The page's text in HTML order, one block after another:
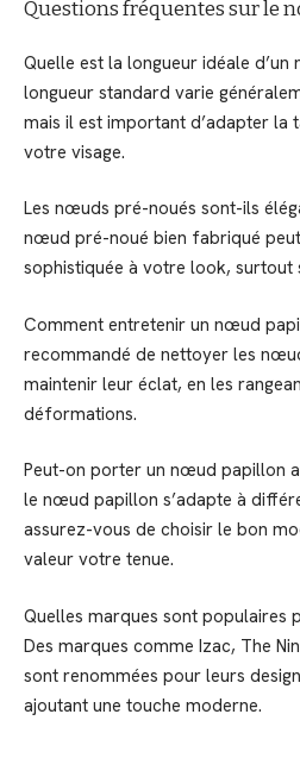
Questions fréquentes sur le
Quelle est la longueur idéale
longueur standard varie
mais il est important d’adapter la
votre visage.
Les nœuds pré-noués sont-ils
nœud pré-noué bien fabriqué
sophistiquée à votre look, surtout
Comment entretenir un nœud
recommandé de nettoyer les
maintenir leur éclat, en les
déformations.
Peut-on porter un nœud papillon
le nœud papillon s’adapte à
assurez-vous de choisir le bon
valeur votre tenue.
Quelles marques sont
Des marques comme Izac, The
sont renommées pour leurs
ajoutant une touche moderne.